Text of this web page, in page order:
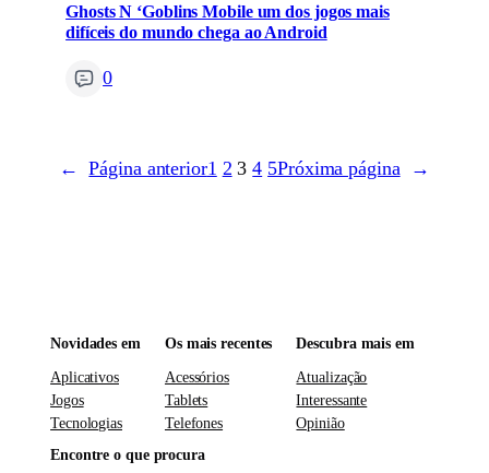
Ghosts N ‘Goblins Mobile um dos jogos mais
difíceis do mundo chega ao Android
0
← Página anterior1 2 3 4 5Próxima página →
Novidades em
Aplicativos
Jogos
Tecnologias
Os mais recentes
Acessórios
Tablets
Telefones
Descubra mais em
Atualização
Interessante
Opinião
Encontre o que procura